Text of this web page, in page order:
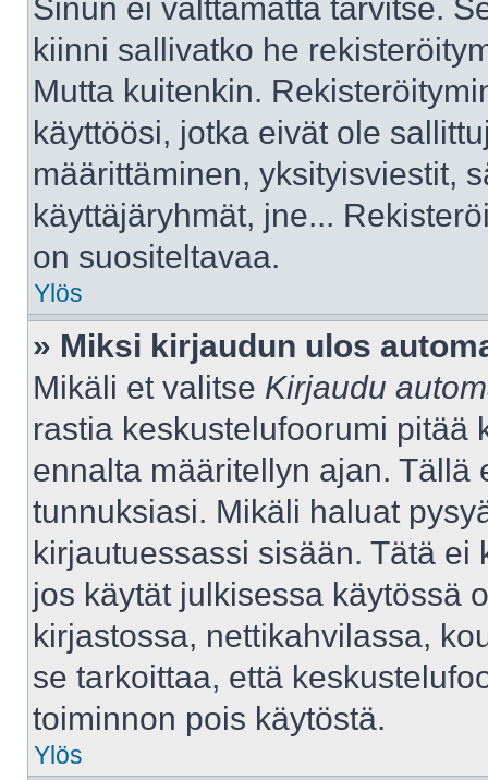
Sinun ei välttämättä tarvitse.
kiinni sallivatko he
Mutta kuitenkin.
käyttöösi, jotka eivät ole
määrittäminen, yksityisviestit,
käyttäjäryhmät, jne...
on suositeltavaa.
Ylös
» Miksi kirjaudun ulos
Mikäli et valitse Kirjaudu
rastia keskustelufoorumi pitää
ennalta määritellyn ajan. Tällä
tunnuksiasi. Mikäli haluat
kirjautuessassi sisään. Tätä
jos käytät julkisessa käytössä
kirjastossa, nettikahvilassa,
se tarkoittaa, että
toiminnon pois käytöstä.
Ylös